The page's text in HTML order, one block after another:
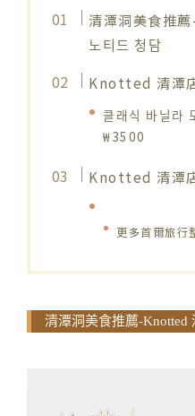
清潭洞美食推
노티드 청담
Knotted 清潭
클래식 바닐라
₩3500
Knotted 清潭
更多首爾旅行
清潭洞美食推薦-Knotted 清潭